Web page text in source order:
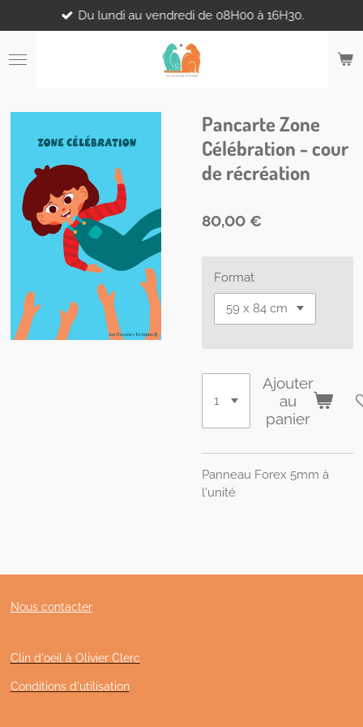
au
contenu
principal
Du lundi au vendredi de 08H00 à 16H30.
Pancarte Zone
Célébration - cour
de récréation
80,00 €
Format
Ajouter
au
panier
Panneau Forex 5mm à
l'unité
Nous contacter
Clin d'oeil à Olivier Clerc
Conditions d'utilisation